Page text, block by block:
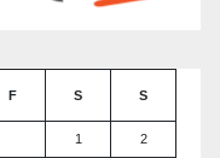
F S S
1 2